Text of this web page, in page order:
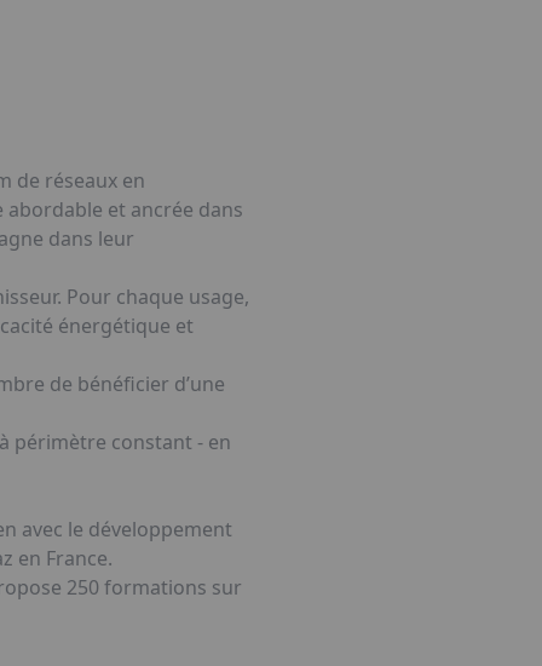
de réseaux en
abordable et ancrée dans
dans leur
Pour chaque usage,
énergétique et
de bénéficier d’une
périmètre constant - en
avec le développement
en France.
250 formations sur